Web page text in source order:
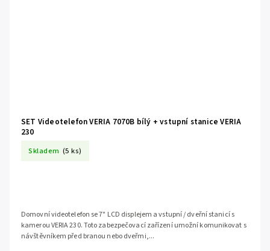
SET Videotelefon VERIA 7070B bílý + vstupní stanice VERIA
230
Skladem (5 ks)
Domovní videotelefon se 7" LCD displejem a vstupní / dveřní stanicí s
kamerou VERIA 230. Toto zabezpečovací zařízení umožní komunikovat s
návštěvníkem před branou nebo dveřmi,...